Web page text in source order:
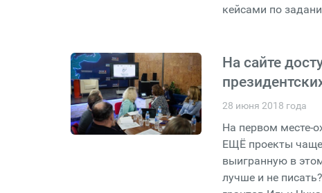
кейсами по
На сайте
28 июня 2018 года
На первом месте-
ЕЩЁ проекты чаще
выигранную в
лучше и не